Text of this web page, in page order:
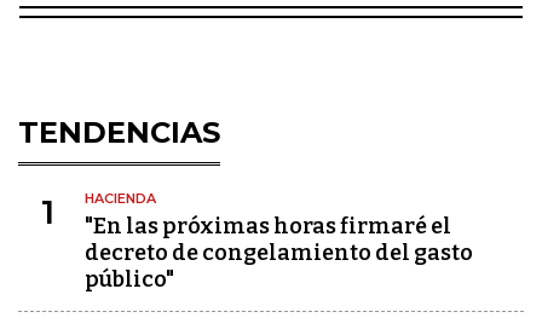
TENDENCIAS
1 HACIENDA
"En las próximas horas firmaré el
decreto de congelamiento del gasto
público"